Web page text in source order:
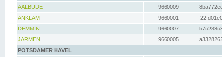
AALBUDE
9660009
ANKLAM
9660001
DEMMIN
9660007
JARMEN
9660005
POTSDAMER HAVEL